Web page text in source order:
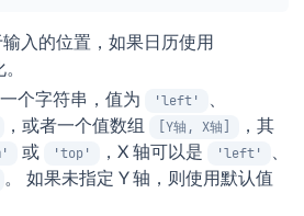
入的位置，如果日历使用
个字符串，值为 'left'
，或者一个值数组 [Y轴, X轴]
，其
或 'top' ，X 轴可以是 'left'
。 如果未指定 Y 轴，则使用默认值